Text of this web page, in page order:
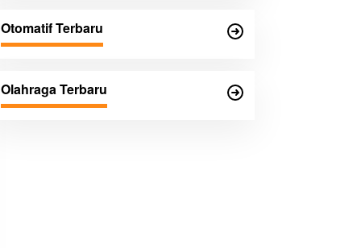
Otomatif Terbaru
Olahraga Terbaru